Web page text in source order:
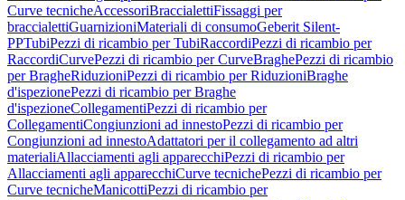
Curve tecnicheAccessoriBraccialettiFissaggi per
braccialettiGuarnizioniMateriali di consumoGeberit Silent-
PPTubiPezzi di ricambio per TubiRaccordiPezzi di ricambio per
RaccordiCurvePezzi di ricambio per CurveBraghePezzi di ricambio
per BragheRiduzioniPezzi di ricambio per RiduzioniBraghe
d'ispezionePezzi di ricambio per Braghe
d'ispezioneCollegamentiPezzi di ricambio per
CollegamentiCongiunzioni ad innestoPezzi di ricambio per
Congiunzioni ad innestoAdattatori per il collegamento ad altri
materialiAllacciamenti agli apparecchiPezzi di ricambio per
Allacciamenti agli apparecchiCurve tecnichePezzi di ricambio per
Curve tecnicheManicottiPezzi di ricambio per